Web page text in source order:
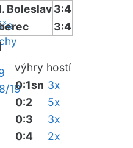
19
Boleslav3:4
3:4
výhry hostí
0:1sn 3x
0:2
5x
0:3
3x
0:4
2x